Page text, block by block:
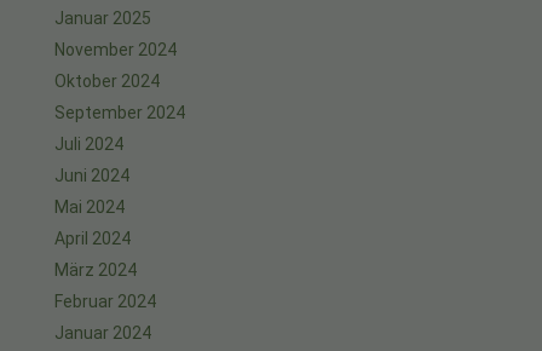
Januar 2025
November 2024
Oktober 2024
September 2024
Juli 2024
Juni 2024
Mai 2024
April 2024
März 2024
Februar 2024
Januar 2024